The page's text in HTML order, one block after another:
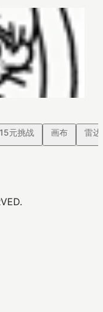
15元挑战 画布 雷达